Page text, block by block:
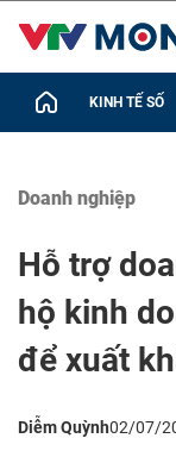
KINH TẾ SỐ
Doanh nghiệp
Hỗ trợ
hộ kinh
để xuất
Diễm Quỳnh02/07/